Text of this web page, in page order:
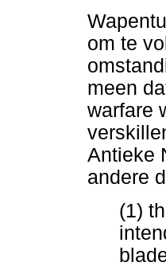
om te
meen
warfare
Antieke
andere
(1)